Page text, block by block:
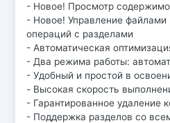
- Новое! Просмотр
- Новое! Управление файлами
операций с разделами
- Автоматическая
- Два режима работы:
- Удобный и простой в
- Высокая скорость
- Гарантированное удаление
- Поддержка разделов со